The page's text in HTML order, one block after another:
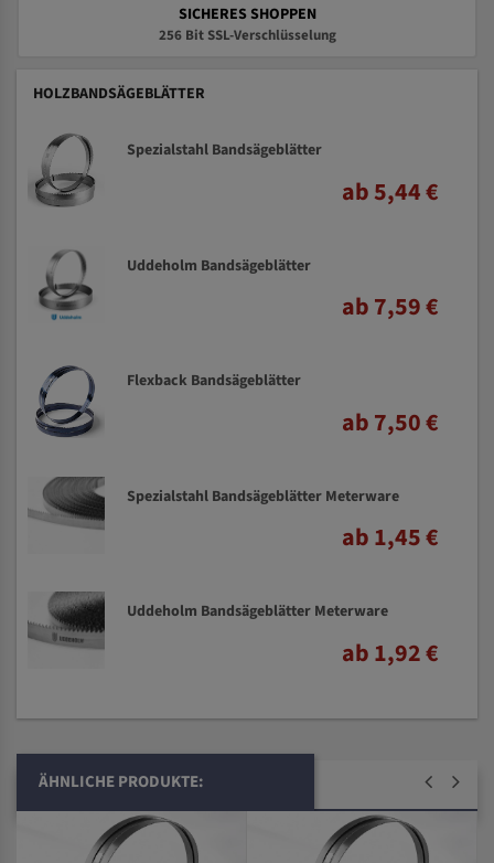
SICHERES SHOPPEN
256 Bit SSL-Verschlüsselung
HOLZBANDSÄGEBLÄTTER
Spezialstahl Bandsägeblätter
ab 5,44 €
Uddeholm Bandsägeblätter
ab 7,59 €
Flexback Bandsägeblätter
ab 7,50 €
Spezialstahl Bandsägeblätter Meterware
ab 1,45 €
Uddeholm Bandsägeblätter Meterware
ab 1,92 €
ÄHNLICHE PRODUKTE: